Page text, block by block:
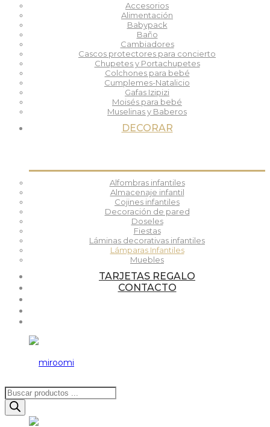
Accesorios
Alimentación
Babypack
Baño
Cambiadores
Cascos protectores para concierto
Chupetes y Portachupetes
Colchones para bebé
Cumplemes-Natalicio
Gafas Izipizi
Moisés para bebé
Muselinas y Baberos
DECORAR
Alfombras infantiles
Almacenaje infantil
Cojines infantiles
Decoración de pared
Doseles
Fiestas
Láminas decorativas infantiles
Lámparas Infantiles
Muebles
TARJETAS REGALO
CONTACTO
Búsqueda
de
productos